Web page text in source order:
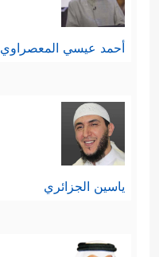
أحمد عيسي المعصراوي
ياسين الجزائري